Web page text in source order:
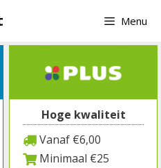
Menu
Hoge kwaliteit
Vanaf €6,00
Minimaal €25